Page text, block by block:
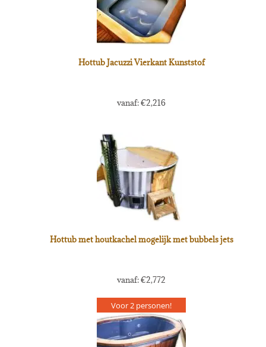
Hottub Jacuzzi Vierkant Kunststof
vanaf:€2,216
Hottub met houtkachel mogelijk met bubbels jets
vanaf:€2,772
Voor 2 personen!